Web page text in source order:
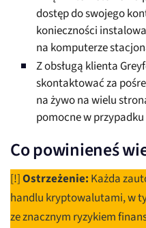
dostęp do swojego
konieczności
na komputerze
Z obsługą klienta
skontaktować za
na żywo na wielu
pomocne w
Co powinieneś
[!]Ostrzeżenie: Każda
handlu kryptowalutami, w
ze znacznym ryzykiem